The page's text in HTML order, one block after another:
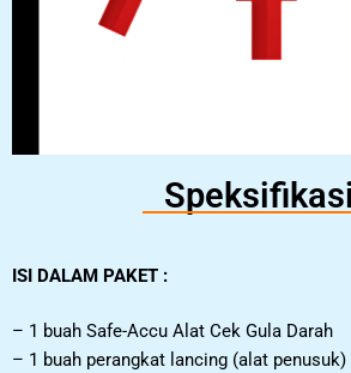
ISI DALAM PAKET :
– 1 buah Safe-Accu Alat Cek Gula Darah
– 1 buah perangkat lancing (alat penusuk)